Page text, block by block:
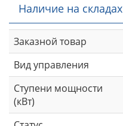
Наличие на складах
Заказной товар
Вид управления
Ступени мощности
(кВт)